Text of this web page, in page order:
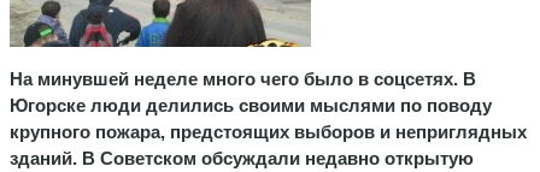
На минувшей неделе много чего было в соцсетях. В
Югорске люди делились своими мыслями по поводу
крупного пожара, предстоящих выборов и неприглядных
зданий. В Советском обсуждали недавно открытую